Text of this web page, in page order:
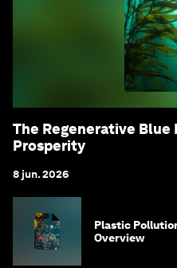
The Regenerative Blue
Prosperity
8 jun. 2026
Plastic
Overview